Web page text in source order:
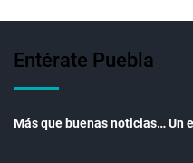
Entérate Puebla
Más que buenas noticias… Un